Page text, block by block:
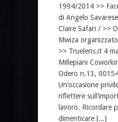
1994/2014 >>
di Angelo
Claire Safari / >>
Mwiza
>> Truelens.it 4
Millepiani
Odero n.13,
Un’occasione
riflettere
lavoro. Ricordare
dimenticare [...]